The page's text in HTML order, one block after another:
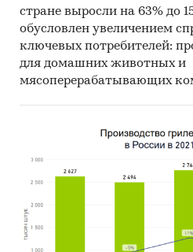
стране выросли на 63% до
обусловлен увеличением
ключевых потребителей:
для домашних животных и
мясоперерабатывающих